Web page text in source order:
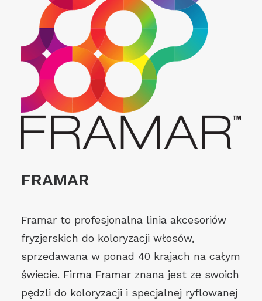
FRAMAR
Framar to profesjonalna linia akcesoriów
fryzjerskich do koloryzacji włosów,
sprzedawana w ponad 40 krajach na całym
świecie. Firma Framar znana jest ze swoich
pędzli do koloryzacji i specjalnej ryflowanej